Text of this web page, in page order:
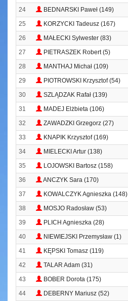
24 BEDNARSKI Paweł (149)
25 KORZYCKI Tadeusz (167)
26
MAŁECKI Sylwester (83)
27
PIETRASZEK Robert (5)
28 MANTHAJ Michał (109)
29 PIOTROWSKI Krzysztof (54)
30 SZLĄDZAK Rafał (139)
31 MADEJ Elżbieta (106)
32 ZAWADZKI Grzegorz (27)
33 KNAPIK Krzysztof (169)
34 MIELECKI Artur (138)
35
LOJOWSKI Bartosz (158)
36
ANCZYK Sara (170)
37
KOWALCZYK Agnieszka (148)
38
MOSJO Radosław (53)
39 PLICH Agnieszka (28)
40 NIEWIEJSKI Przemysław (1)
41
KĘPSKI Tomasz (119)
42
TALAR Adam (31)
43
BOBER Dorota (175)
44 DEBERNY Mariusz (52)